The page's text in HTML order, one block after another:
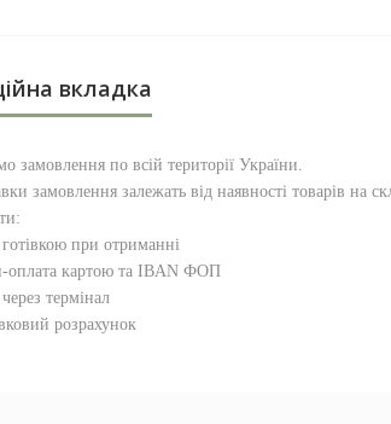
вкладка
замовлення по всій території України.
замовлення залежать від наявності товарів на
при отриманні
оплата картою та IBAN ФОП
термінал
розрахунок